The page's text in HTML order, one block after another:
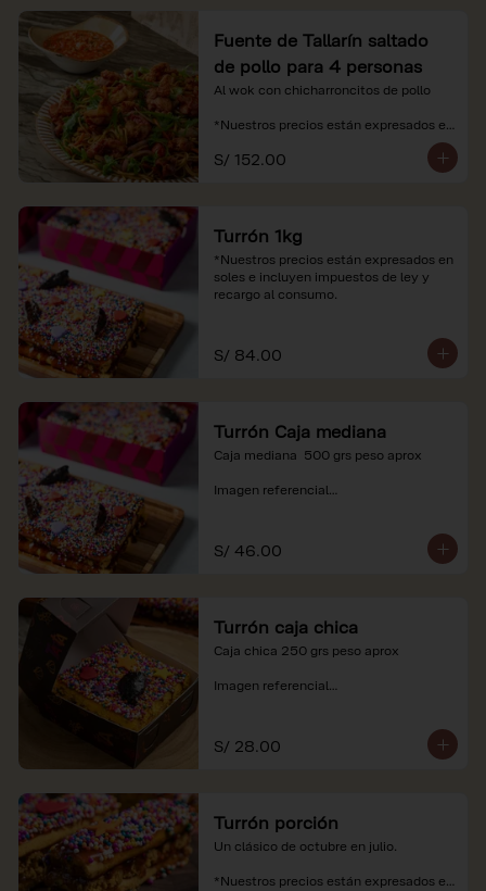
Fuente de Tallarín saltado
de pollo para 4 personas
Al wok con chicharroncitos de pollo
*Nuestros precios están expresados en
recargo al consumo.
S/ 152.00
Turrón 1kg
*Nuestros precios están expresados en
soles e incluyen impuestos de ley y
recargo al consumo.
S/ 84.00
Turrón Caja mediana
Caja mediana  500 grs peso aprox
Imagen referencial
soles e incluyen impuestos de ley y
recargo al consumo.
S/ 46.00
Turrón caja chica
Caja chica 250 grs peso aprox
Imagen referencial
soles e incluyen impuestos de ley y
recargo al consumo.
S/ 28.00
Turrón porción
Un clásico de octubre en julio.
*Nuestros precios están expresados en